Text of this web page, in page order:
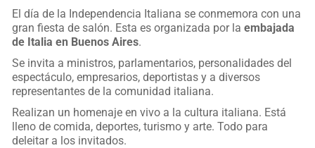
El día de la Independencia Italiana se conmemora con una
gran fiesta de salón. Esta es organizada por la embajada
de Italia en Buenos Aires.
Se invita a ministros, parlamentarios, personalidades del
espectáculo, empresarios, deportistas y a diversos
representantes de la comunidad italiana.
Realizan un homenaje en vivo a la cultura italiana. Está
lleno de comida, deportes, turismo y arte. Todo para
deleitar a los invitados.